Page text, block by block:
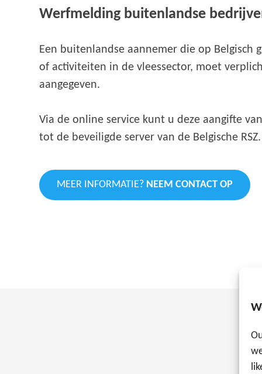
Werfmelding buitenlandse
Een buitenlandse aannemer die op
of activiteiten in de vleessector, moet
aangegeven.
Via de online service kunt u deze aangifte
tot de beveiligde server van de Belgische RSZ.
MEER INFORMATIE? NEEM CONTACT OP